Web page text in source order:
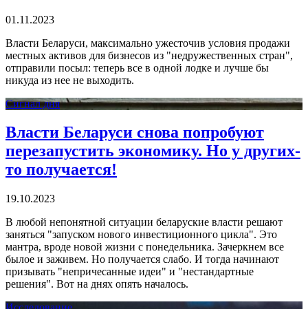
01.11.2023
Власти Беларуси, максимально ужесточив условия продажи
местных активов для бизнесов из "недружественных стран",
отправили посыл: теперь все в одной лодке и лучше бы
никуда из нее не выходить.
Сигнал дня
Власти Беларуси снова попробуют
перезапустить экономику. Но у других-
то получается!
19.10.2023
В любой непонятной ситуации беларуские власти решают
заняться "запуском нового инвестиционного цикла". Это
мантра, вроде новой жизни с понедельника. Зачеркнем все
былое и заживем. Но получается слабо. И тогда начинают
призывать "непричесанные идеи" и "нестандартные
решения". Вот на днях опять началось.